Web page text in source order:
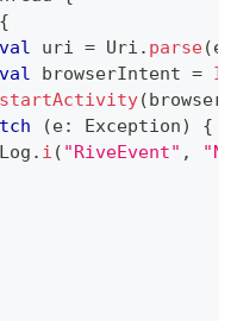
{
val
uri = Uri . parse(
val
browserIntent =
startActivity(
(e: Exception)
{
. i ( "RiveEvent" ,